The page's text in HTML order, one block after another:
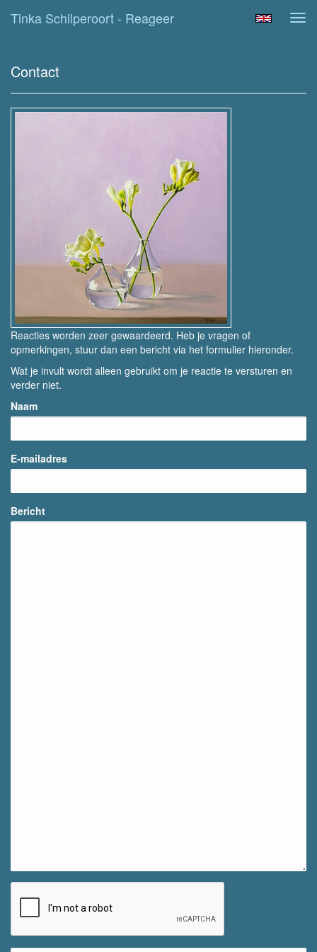
Tinka Schilperoort - Reageer
Contact
Reacties worden zeer gewaardeerd. Heb je vragen of
opmerkingen, stuur dan een bericht via het formulier hieronder.
Wat je invult wordt alleen gebruikt om je reactie te versturen en
verder niet.
Naam
E-mailadres
Bericht